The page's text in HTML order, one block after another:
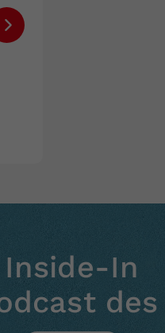
Inside-In
des